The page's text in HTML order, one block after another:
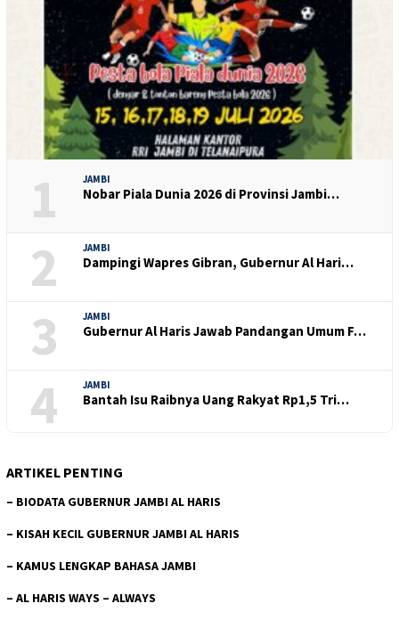
1 JAMBI
Nobar Piala Dunia 2026 di Provinsi Jambi…
2 JAMBI
Dampingi Wapres Gibran, Gubernur Al Hari…
3 JAMBI
Gubernur Al Haris Jawab Pandangan Umum F…
4 JAMBI
Bantah Isu Raibnya Uang Rakyat Rp1,5 Tri…
ARTIKEL PENTING
– BIODATA GUBERNUR JAMBI AL HARIS
– KISAH KECIL GUBERNUR JAMBI AL HARIS
– KAMUS LENGKAP BAHASA JAMBI
– AL HARIS WAYS – ALWAYS